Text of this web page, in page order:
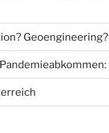
Geoengineering?